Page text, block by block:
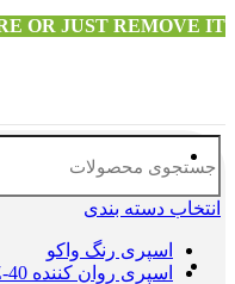
OR JUST REMOVE IT…
انتخاب دسته بندی
اسپری رنگ واکو
اسپری روان کننده RZ-40